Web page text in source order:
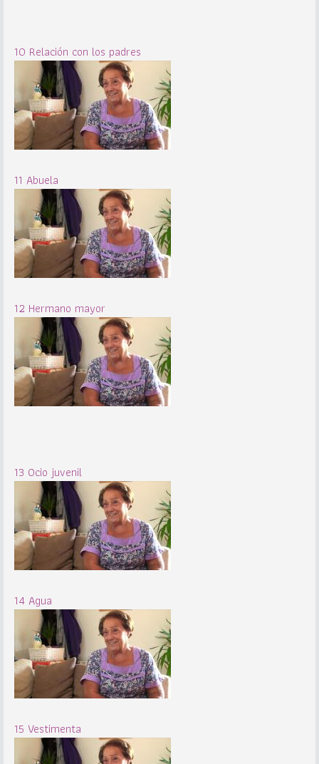
10 Relación con los padres
11 Abuela
12 Hermano mayor
13 Ocio juvenil
14 Agua
15 Vestimenta